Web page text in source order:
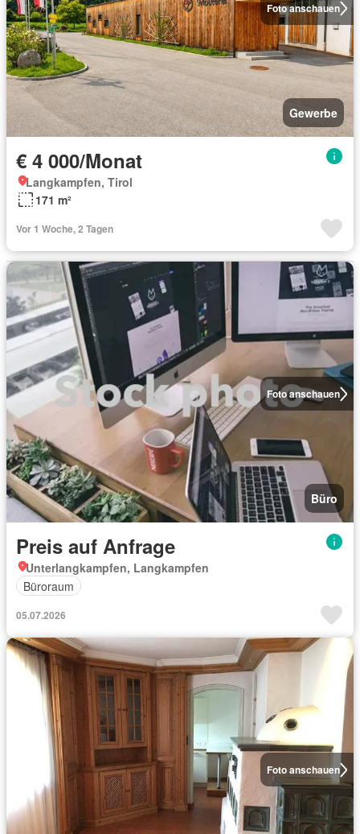
Foto anschauen
Gewerbe
€ 4 000/Monat
Langkampfen, Tirol
171 m²
Vor 1 Woche, 2 Tagen
Foto anschauen
Büro
Preis auf Anfrage
Unterlangkampfen, Langkampfen
Büroraum
05.07.2026
Foto anschauen